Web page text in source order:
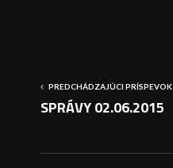
PREDCHÁDZAJÚCI PRÍSPEVOK
SPRÁVY 02.06.2015